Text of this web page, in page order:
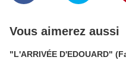
Vous aimerez aussi
"L'ARRIVÉE D'EDOUARD"